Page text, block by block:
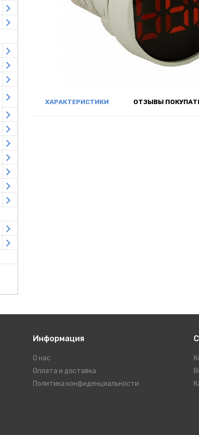
Open submenu
Open submenu
Open submenu
Open submenu
Open submenu
Open submenu
Open submenu
Open submenu
Open submenu
Open submenu
Open submenu
Open submenu
Open submenu
Open submenu
Open submenu
ХАРАКТЕРИСТИКИ ОТЗЫВЫ
Информация
О нас
Оплата и доставка
Политика конфиденциальности